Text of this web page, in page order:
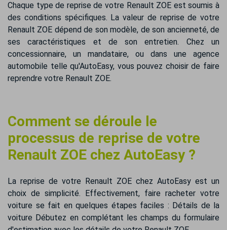
Chaque type de reprise de votre Renault ZOE est soumis à
des conditions spécifiques. La valeur de reprise de votre
Renault ZOE dépend de son modèle, de son ancienneté, de
ses caractéristiques et de son entretien. Chez un
concessionnaire, un mandataire, ou dans une agence
automobile telle qu'AutoEasy, vous pouvez choisir de faire
reprendre votre Renault ZOE.
Comment se déroule le
processus de reprise de votre
Renault ZOE chez AutoEasy ?
La reprise de votre Renault ZOE chez AutoEasy est un
choix de simplicité. Effectivement, faire racheter votre
voiture se fait en quelques étapes faciles : Détails de la
voiture Débutez en complétant les champs du formulaire